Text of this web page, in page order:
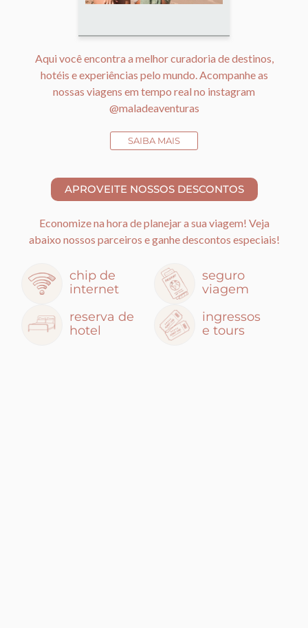
Aqui você encontra a melhor curadoria de destinos,
hotéis e experiências pelo mundo. Acompanhe as
nossas viagens em tempo real no instagram
@maladeaventuras
SAIBA MAIS
Economize na hora de planejar a sua viagem! Veja
abaixo nossos parceiros e ganhe descontos especiais!
chip de
internet
seguro
viagem
reserva de
hotel
ingressos
e tours